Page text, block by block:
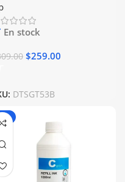
En stock
$259.00
DTSGT53B
-8%